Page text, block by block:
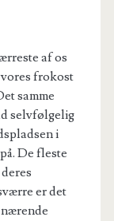
af os
frokost
samme
selvfølgelig
i
De fleste
er det